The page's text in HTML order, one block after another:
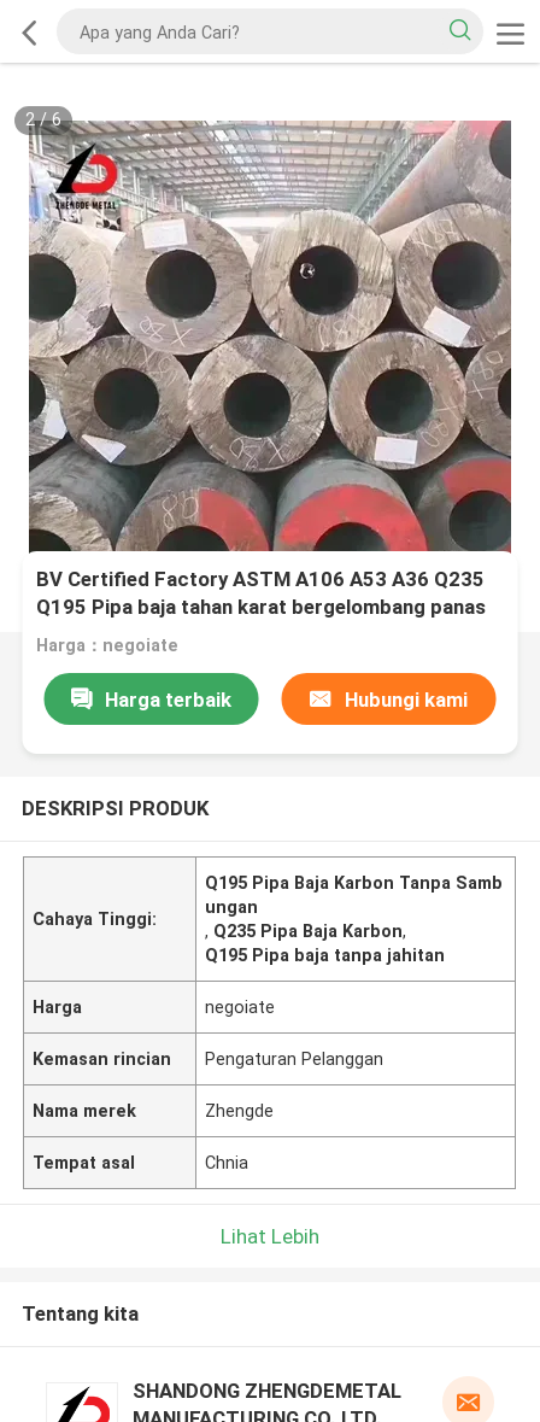
2/6
BV Certified Factory ASTM A106 A53 A36 Q235
Q195 Pipa baja tahan karat bergelombang panas
berkualitas tinggi dengan kualitas tinggi dan harga
yang menguntungkan
Harga：negoiate
Harga terbaik Hubungi kami
DESKRIPSI PRODUK
Cahaya Tinggi:
Q195 Pipa Baja Karbon Tanpa Samb
ungan
, Q235 Pipa Baja Karbon,
Q195 Pipa baja tanpa jahitan
Harga negoiate
Kemasan rincian Pengaturan Pelanggan
Nama merek Zhengde
Tempat asal Chnia
Lihat Lebih
Tentang kita
SHANDONG ZHENGDEMETAL